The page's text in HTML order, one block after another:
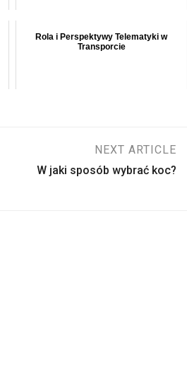
Rola i Perspektywy Telematyki w
Transporcie
NEXT ARTICLE
W jaki sposób wybrać koc?